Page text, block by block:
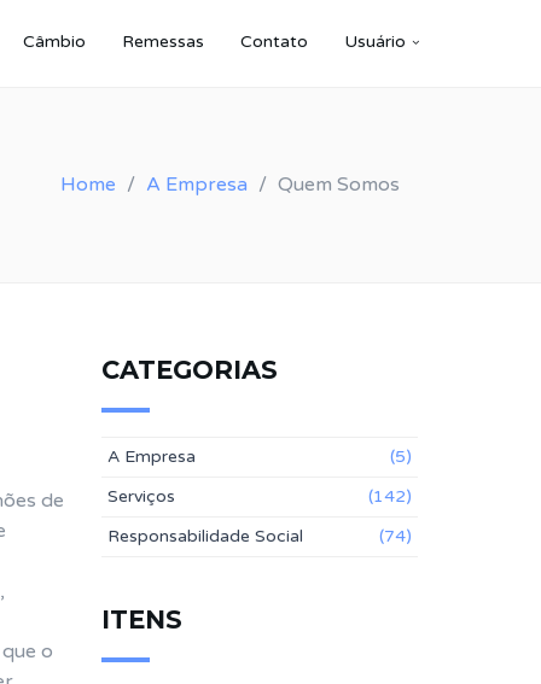
Câmbio Remessas Contato Usuário
Home A Empresa Quem Somos
de
o
CATEGORIAS
A Empresa
(5)
Serviços
(142)
Responsabilidade Social
(74)
ITENS